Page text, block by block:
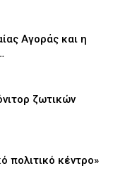
Αγοράς και η
ζωτικών
πολιτικό κέντρο»